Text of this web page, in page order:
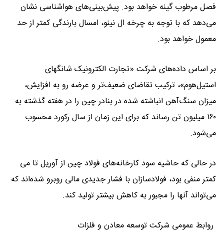
فصل مرطوب گینه خواهد بود. پیش‌بینی‌های هواشناسی نشان
می‌دهد که با توجه به چرخه ال نینو، امسال بارندگی کمتر از حد
معمول خواهد بود.
بر اساس داده‌های شرکت «تجارت الکترونیک شانگهای
استیل‌هوم»، ترکیب تقاضای ضعیف‌تر و عرضه رو به افزایش،
میزان سنگ‌آهن انباشته شده در بنادر چین را در هفته گذشته به
۱۶۰ میلیون تن رساند که برای این زمان از سال رکورد محسوب
می‌شود.
در حالی که حاشیه سود کارخانه‌های فولاد چین از آوریل تا می
کمتر منفی بود، فولادسازان با فشار جدیدی مالی روبرو شده‌اند که
می‌تواند آنها را مجبور به کاهش بیشتر تولید کند.
روابط عمومی شرکت توسعه معادن و فلزات